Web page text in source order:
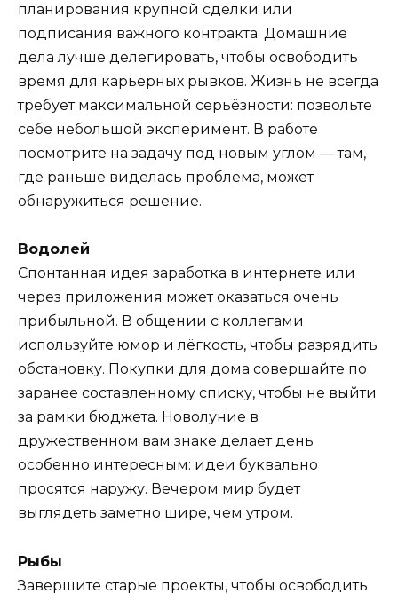
планирования крупной сделки или
подписания важного контракта. Домашние
дела лучше делегировать, чтобы освободить
время для карьерных рывков. Жизнь не всегда
требует максимальной серьёзности: позвольте
себе небольшой эксперимент. В работе
посмотрите на задачу под новым углом — там,
где раньше виделась проблема, может
обнаружиться решение.
Водолей
Спонтанная идея заработка в интернете или
через приложения может оказаться очень
прибыльной. В общении с коллегами
используйте юмор и лёгкость, чтобы разрядить
обстановку. Покупки для дома совершайте по
заранее составленному списку, чтобы не выйти
за рамки бюджета. Новолуние в
дружественном вам знаке делает день
особенно интересным: идеи буквально
просятся наружу. Вечером мир будет
выглядеть заметно шире, чем утром.
Рыбы
Завершите старые проекты, чтобы освободить